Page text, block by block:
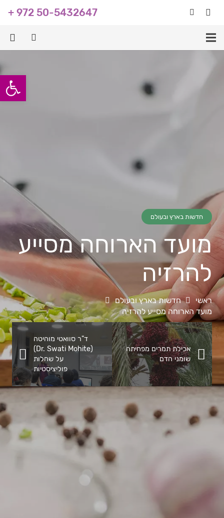
פתח
+ 972 50-5432647
חדשות בארץ ובעולם
מועד הארוחה מסייע
להרזיה
ראשי
חדשות בארץ ובעולם
מועד הארוחה מסייע להרזיה
ד"ר סוואטי מוהיטה
(Dr. Swati Mohite)
על שחלות
פוליציסטיות
אכילת תמרים מפחיתה
שומני הדם